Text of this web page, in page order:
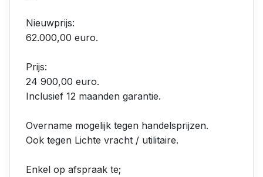
Nieuwprijs:
62.000,00 euro.
Prijs:
24 900,00 euro.
Inclusief 12 maanden garantie.
Overname mogelijk tegen handelsprijzen.
Ook tegen Lichte vracht / utilitaire.
Enkel op afspraak te;